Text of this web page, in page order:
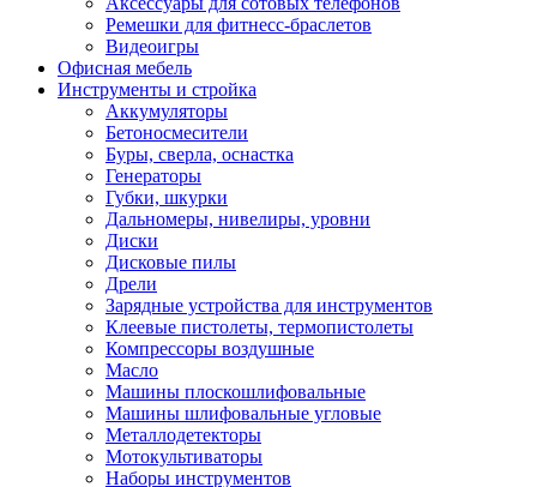
Ремешки для фитнесс-браслетов
Видеоигры
Офисная мебель
Инструменты и стройка
Аккумуляторы
Бетоносмесители
Буры, сверла, оснастка
Генераторы
Губки, шкурки
Дальномеры, нивелиры, уровни
Диски
Дисковые пилы
Дрели
Зарядные устройства для инструментов
Клеевые пистолеты, термопистолеты
Компрессоры воздушные
Масло
Машины плоскошлифовальные
Машины шлифовальные угловые
Металлодетекторы
Мотокультиваторы
Наборы инструментов